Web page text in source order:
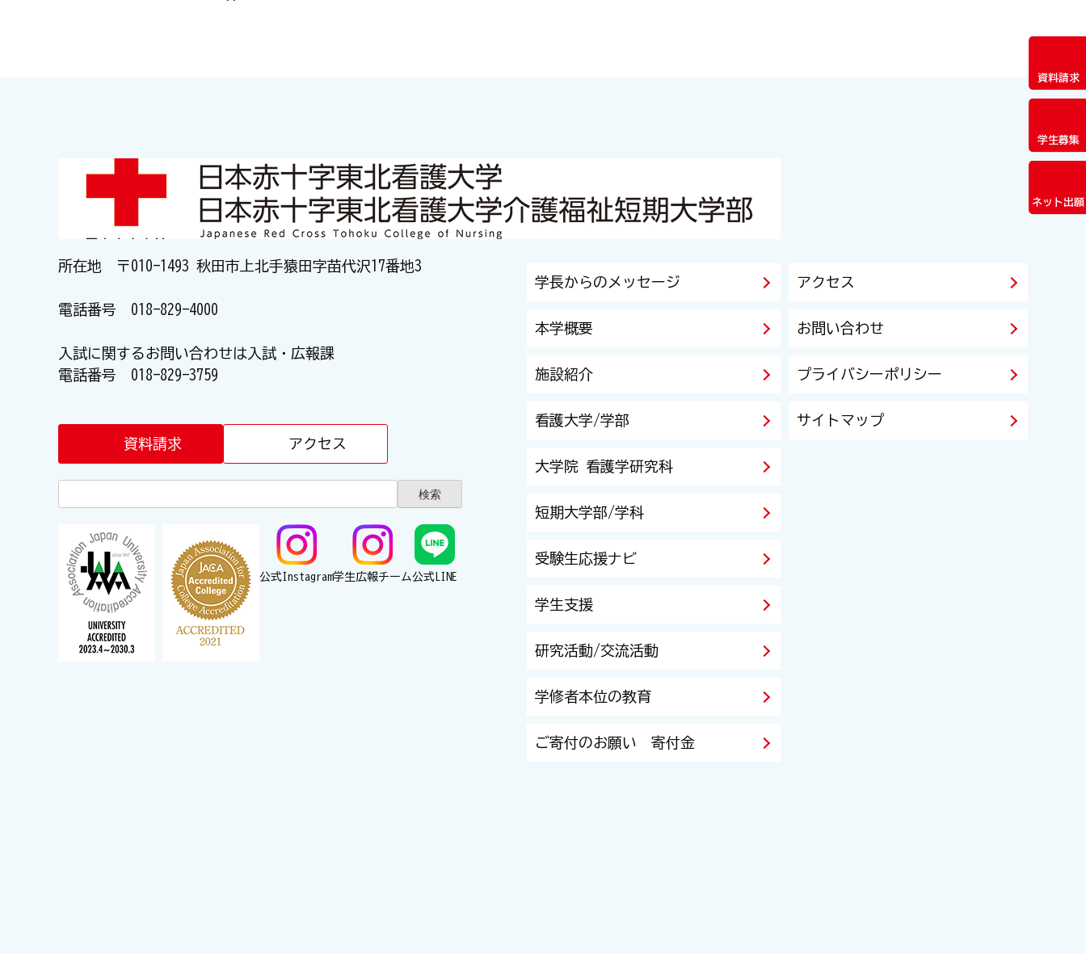
資料請求
学生募集
ネット出願
所在地 〒010-1493 秋田市上北手猿田字苗代沢17番地3
電話番号 018-829-4000
入試に関するお問い合わせは入試・広報課
電話番号 018-829-3759
資料請求 アクセス
公式Instagram学生広報チーム公式LINE
学長からのメッセージ
本学概要
施設紹介
看護大学/学部
大学院 看護学研究科
短期大学部/学科
受験生応援ナビ
学生支援
研究活動/交流活動
学修者本位の教育
ご寄付のお願い 寄付金
アクセス
お問い合わせ
プライバシーポリシー
サイトマップ